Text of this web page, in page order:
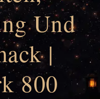
Und
|
800